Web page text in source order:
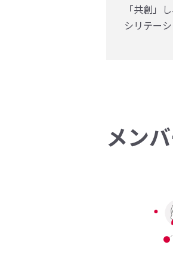
「共創」
シリテー
メン